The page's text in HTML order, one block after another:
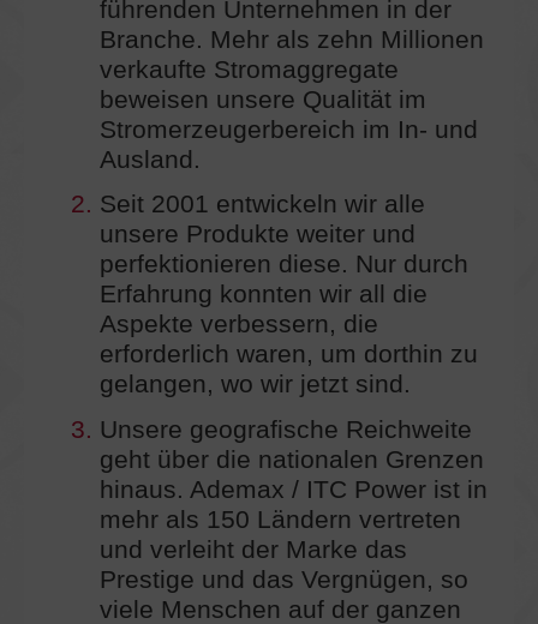
führenden Unternehmen in der
Branche. Mehr als zehn Millionen
verkaufte Stromaggregate
beweisen unsere Qualität im
Stromerzeugerbereich im In- und
Ausland.
2. Seit 2001 entwickeln wir alle
unsere Produkte weiter und
perfektionieren diese. Nur durch
Erfahrung konnten wir all die
Aspekte verbessern, die
erforderlich waren, um dorthin zu
gelangen, wo wir jetzt sind.
3. Unsere geografische Reichweite
geht über die nationalen Grenzen
hinaus. Ademax / ITC Power ist in
mehr als 150 Ländern vertreten
und verleiht der Marke das
Prestige und das Vergnügen, so
viele Menschen auf der ganzen